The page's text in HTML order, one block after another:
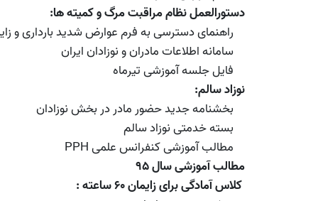
دستورالعمل نظام مراقبت مرگ و کمیته ها:
راهنمای دسترسی به فرم عوارض شدید بارداری و
سامانه اطلاعات مادران و نوزادان ایران
فایل جلسه آموزشی تیرماه
نوزاد سالم:
بخشنامه جدید حضور مادر در بخش نوزادان
بسته خدمتی نوزاد سالم
مطالب آموزشی کنفرانس علمی PPH
مطالب آموزشی سال ۹۵
کلاس آمادگی برای زایمان ۶۰ ساعته :